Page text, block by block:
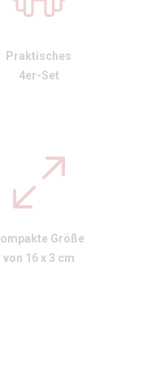
Praktisches
4er-Set
Größe
von 16 x 3 cm